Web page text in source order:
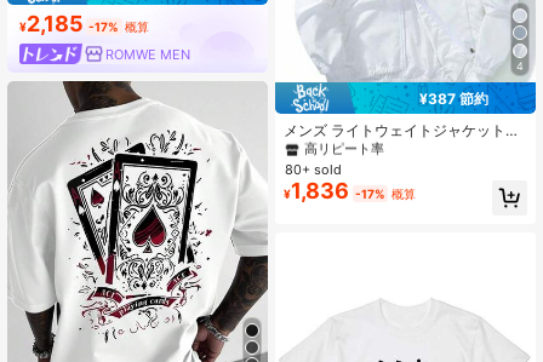
¥2,185 -17% 概算
ROMWE MEN
4
¥387 節約
メンズ ライトウェイトジャケット、
アウトドア フィッシング、バケーシ
ョン、トラベル、ビーチ、カップル
スポーツウェア、夏に適しています
#1 ベストセラー
アヴァンギャルド - ゴシック/パンク メンズジャケットとコート
高リピート率
#1 ベストセラー
高リピート率
#1 ベストセラー
高リピート率
#1 ベストセラー
アヴァンギャルド - ゴシック/パンク メンズジャケットとコート
80+ sold
¥1,836 -17% 概算